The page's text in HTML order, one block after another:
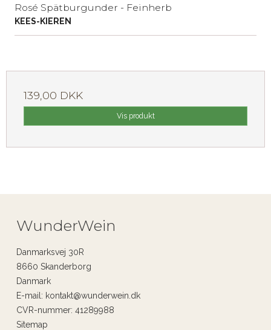
Rosé Spätburgunder - Feinherb
KEES-KIEREN
139,00 DKK
Vis produkt
WunderWein
Danmarksvej 30R
8660 Skanderborg
Danmark
E-mail : kontakt@wunderwein.dk
CVR-nummer: 41289988
Sitemap